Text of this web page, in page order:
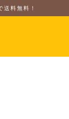
送料無料！